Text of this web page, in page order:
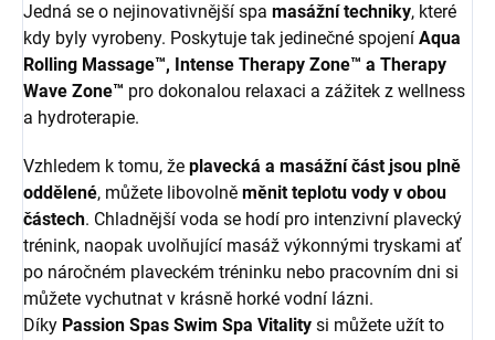
Jedná se o nejinovativnější spa masážní techniky, které
kdy byly vyrobeny. Poskytuje tak jedinečné spojení Aqua
Rolling Massage™, Intense Therapy Zone™ a Therapy
Wave Zone™ pro dokonalou relaxaci a zážitek z wellness
a hydroterapie.
Vzhledem k tomu, že plavecká a masážní část jsou plně
oddělené, můžete libovolně měnit teplotu vody v obou
částech. Chladnější voda se hodí pro intenzivní plavecký
trénink, naopak uvolňující masáž výkonnými tryskami ať
po náročném plaveckém tréninku nebo pracovním dni si
můžete vychutnat v krásně horké vodní lázni.
Díky Passion Spas Swim Spa Vitality si můžete užít to